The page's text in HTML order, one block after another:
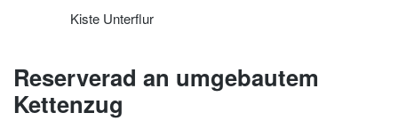
Kiste Unterflur
Reserverad an umgebautem
Kettenzug